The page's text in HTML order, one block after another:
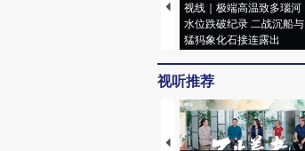
视线｜极端高温致多瑙河
水位跌破纪录 二战沉船与
猛犸象化石接连露出
视听推荐